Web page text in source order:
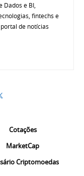
Dados e BI,
fintechs e
de notícias
Cotações
MarketCap
Criptomoedas